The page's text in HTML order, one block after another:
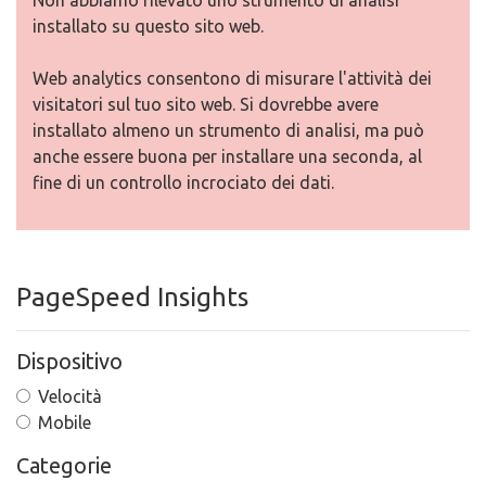
installato su questo sito web.
Web analytics consentono di misurare l'attività dei
visitatori sul tuo sito web. Si dovrebbe avere
installato almeno un strumento di analisi, ma può
anche essere buona per installare una seconda, al
fine di un controllo incrociato dei dati.
PageSpeed Insights
Dispositivo
Velocità
Mobile
Categorie